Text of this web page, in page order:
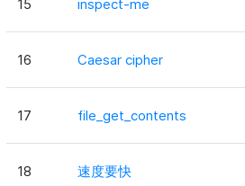
15 inspect-me
16 Caesar cipher
17 file_get_contents
18 速度要快